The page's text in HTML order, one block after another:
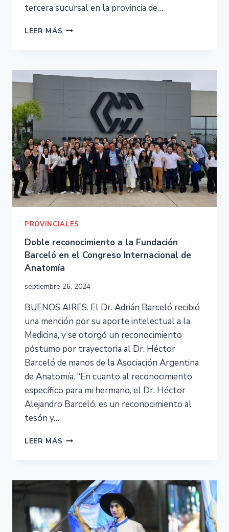
tercera sucursal en la provincia de…
LEER MÁS
PROVINCIALES
Doble reconocimiento a la Fundación
Barceló en el Congreso Internacional de
Anatomía
septiembre 26, 2024
BUENOS AIRES. El Dr. Adrián Barceló recibió
una mención por su aporte intelectual a la
Medicina, y se otorgó un reconocimiento
póstumo por trayectoria al Dr. Héctor
Barceló de manos de la Asociación Argentina
de Anatomía. “En cuanto al reconocimiento
específico para mi hermano, el Dr. Héctor
Alejandro Barceló, es un reconocimiento al
tesón y…
LEER MÁS